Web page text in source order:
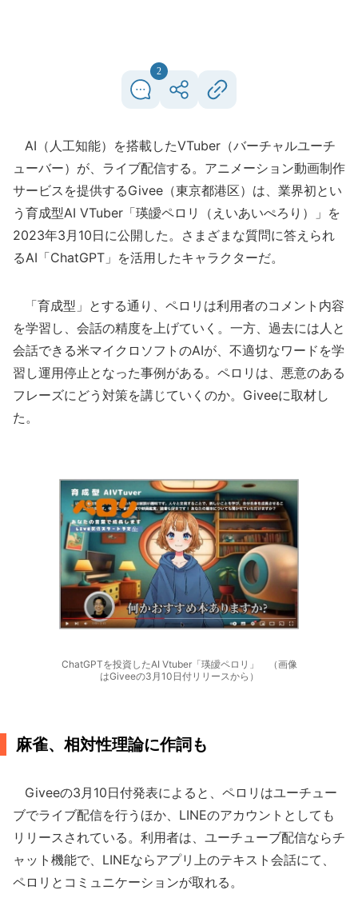
2
AI（人工知能）を搭載したVTuber（バーチャルユーチ
ューバー）が、ライブ配信する。アニメーション動画制作
サービスを提供するGivee（東京都港区）は、業界初とい
う育成型AI VTuber「瑛皧ペロリ（えいあいぺろり）」を
2023年3月10日に公開した。さまざまな質問に答えられ
るAI「ChatGPT」を活用したキャラクターだ。
「育成型」とする通り、ペロリは利用者のコメント内容
を学習し、会話の精度を上げていく。一方、過去には人と
会話できる米マイクロソフトのAIが、不適切なワードを学
習し運用停止となった事例がある。ペロリは、悪意のある
フレーズにどう対策を講じていくのか。Giveeに取材し
た。
ChatGPTを投資したAI Vtuber「瑛皧ペロリ」 （画像
はGiveeの3月10日付リリースから）
麻雀、相対性理論に作詞も
Giveeの3月10日付発表によると、ペロリはユーチュー
ブでライブ配信を行うほか、LINEのアカウントとしても
リリースされている。利用者は、ユーチューブ配信ならチ
ャット機能で、LINEならアプリ上のテキスト会話にて、
ペロリとコミュニケーションが取れる。